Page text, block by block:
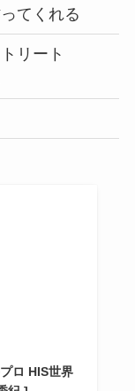
てくれる
リート
ロ HIS世界